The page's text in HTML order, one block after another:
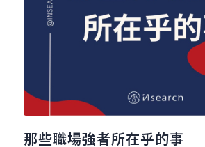
那些職場強者所在乎的事